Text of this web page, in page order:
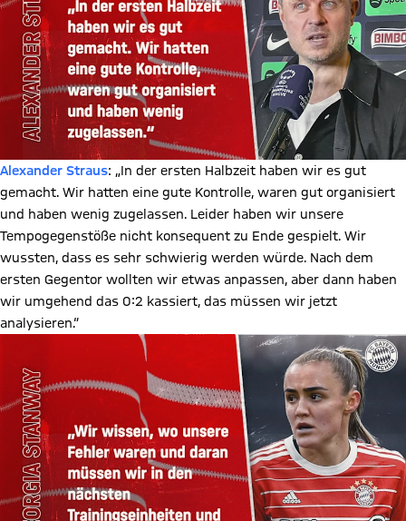
Alexander Straus: „In der ersten Halbzeit haben wir es gut
gemacht. Wir hatten eine gute Kontrolle, waren gut organisiert
und haben wenig zugelassen. Leider haben wir unsere
Tempogegenstöße nicht konsequent zu Ende gespielt. Wir
wussten, dass es sehr schwierig werden würde. Nach dem
ersten Gegentor wollten wir etwas anpassen, aber dann haben
wir umgehend das 0:2 kassiert, das müssen wir jetzt
analysieren.“